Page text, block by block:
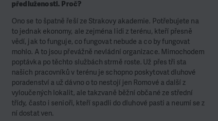
předluženosti. Proč?
Ono se to špatně řeší ze Strakovy akademie. Potřebujete na
to jednak ekonomy, ale zejména lidi z terénu, kteří přesně
vědí, jak to funguje, co fungovat nebude a co by fungovat
mohlo. A to jsou převážně nevládní organizace. Mimochodem
poptávka po těchto službách strmě roste. Už přes tři sta
našich pracovníků v terénu je schopno poskytovat dluhové
poradenství a už dávno o to nestojí jen Romové a další z
vyloučených lokalit, ale takzvaně běžní občané ze střední
třídy, často i senioři, kteří spadli do dluhové pasti a neumí se z
ní dostat ven.